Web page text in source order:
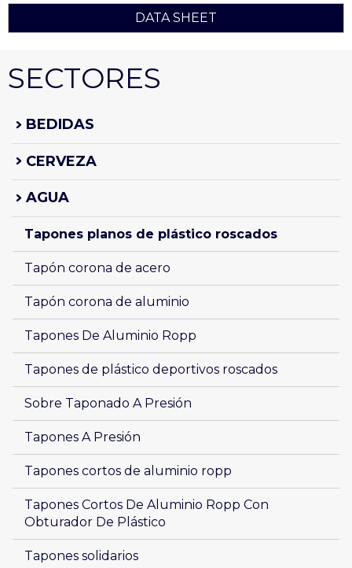
DATA SHEET
SECTORES
BEDIDAS
CERVEZA
AGUA
Tapones planos de plástico roscados
Tapón corona de acero
Tapón corona de aluminio
Tapones De Aluminio Ropp
Tapones de plástico deportivos roscados
Sobre Taponado A Presión
Tapones A Presión
Tapones cortos de aluminio ropp
Tapones Cortos De Aluminio Ropp Con
Obturador De Plástico
Tapones solidarios